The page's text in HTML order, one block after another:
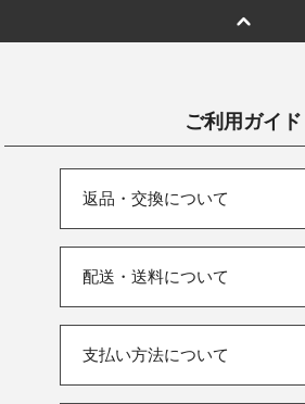
ご利用ガイド
返品・交換について
配送・送料について
支払い方法について